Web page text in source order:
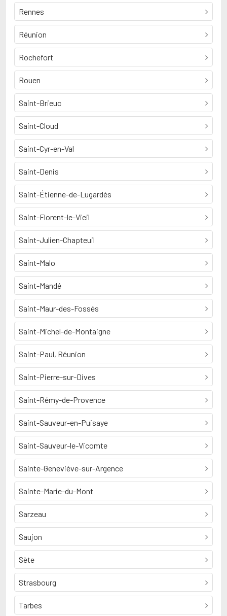
Rennes
Réunion
Rochefort
Rouen
Saint-Brieuc
Saint-Cloud
Saint-Cyr-en-Val
Saint-Denis
Saint-Étienne-de-Lugardès
Saint-Florent-le-Vieil
Saint-Julien-Chapteuil
Saint-Malo
Saint-Mandé
Saint-Maur-des-Fossés
Saint-Michel-de-Montaigne
Saint-Paul, Réunion
Saint-Pierre-sur-Dives
Saint-Rémy-de-Provence
Saint-Sauveur-en-Puisaye
Saint-Sauveur-le-Vicomte
Sainte-Geneviève-sur-Argence
Sainte-Marie-du-Mont
Sarzeau
Saujon
Sète
Strasbourg
Tarbes